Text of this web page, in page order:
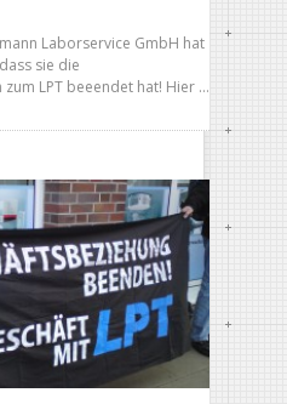
Laborservice GmbH hat
sie die
LPT beeendet hat! Hier …